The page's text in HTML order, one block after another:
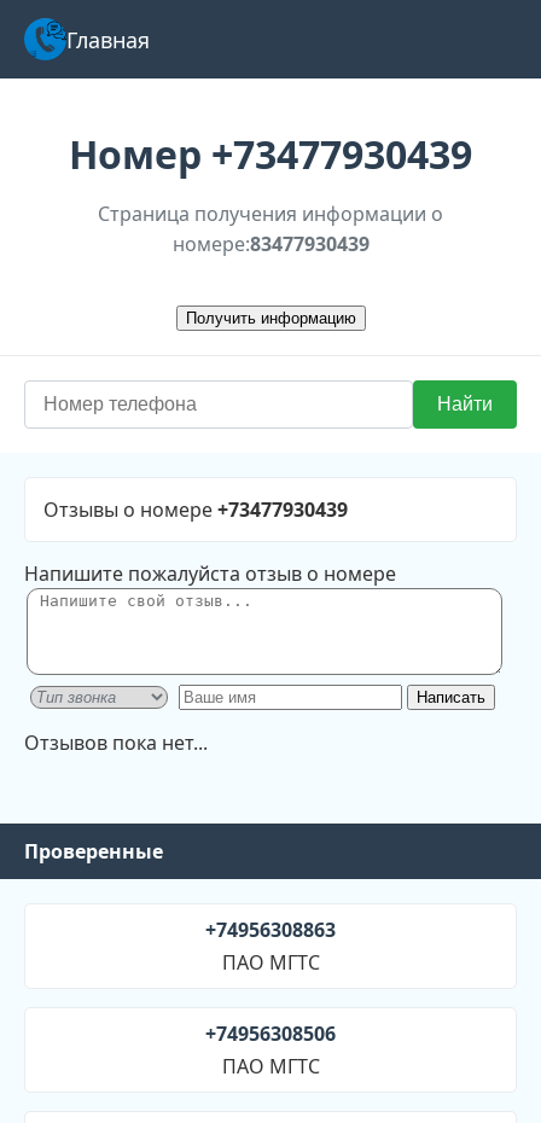
Главная
Номер +73477930439
Страница получения информации о
номере:83477930439
Отзывы о номере+73477930439
Напишите пожалуйста отзыв о номере
Отзывов пока нет...
Проверенные
+74956308863
ПАО МГТС
+74956308506
ПАО МГТС